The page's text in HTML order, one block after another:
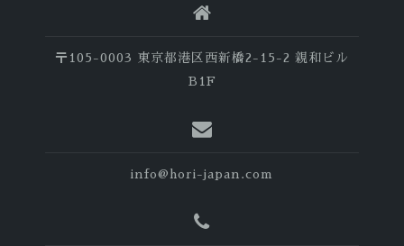
〒105-0003 東京都港区西新橋2-15-2 親和ビル
B1F
info@hori-japan.com